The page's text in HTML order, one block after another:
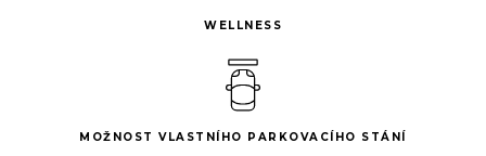
WELLNESS
MOŽNOST VLASTNÍHO PARKOVACÍHO STÁNÍ